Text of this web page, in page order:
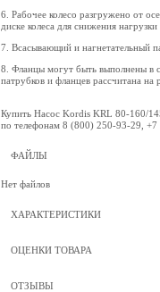
6. Рабочее колесо разгружено от
диске колеса для снижения
7. Всасывающий и нагнетательный
8. Фланцы могут быть выполнены в
патрубков и фланцев рассчитана на
Купить Насос Kordis KRL 80-160/
по телефонам 8 (800) 250-93-29,
ФАЙЛЫ
Нет файлов
ХАРАКТЕРИСТИКИ
ОЦЕНКИ ТОВАРА
ОТЗЫВЫ